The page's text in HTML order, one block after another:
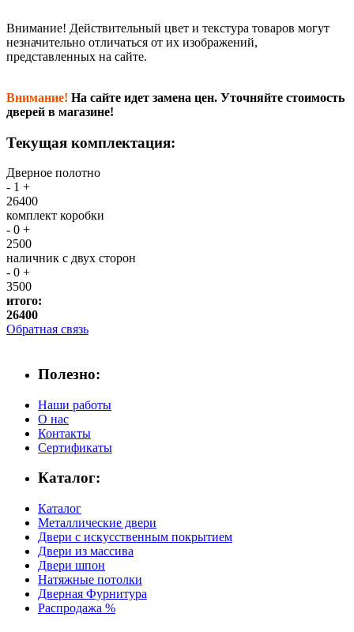
Внимание! Действительный цвет и текстура товаров могут
незначительно отличаться от их изображений,
представленных на сайте.
Внимание! На сайте идет замена цен. Уточняйте стоимость
дверей в магазине!
Текущая комплектация:
Дверное полотно
- 1 +
26400
комплект коробки
- 0 +
2500
наличник с двух сторон
- 0 +
3500
итого:
26400
Обратная связь
Полезно:
Наши работы
О нас
Контакты
Сертификаты
Каталог:
Каталог
Металлические двери
Двери с искусственным покрытием
Двери из массива
Двери шпон
Натяжные потолки
Дверная Фурнитура
Распродажа %